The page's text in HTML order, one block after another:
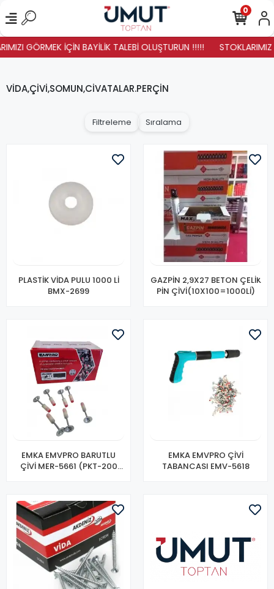
GÖRMEK İÇİN BAYİLİK TALEBİ OLUŞTURUN !!!!! STOKLARIMIZ
0
VİDA,ÇİVİ,SOMUN,CİVATALAR.PERÇİN
Filtreleme Sıralama
PLASTİK VİDA PULU 1000 Lİ
BMX-2699
GAZPİN 2,9X27 BETON ÇELİK
PİN ÇİVİ(10X100=1000Lİ)
EMKA EMVPRO BARUTLU
ÇİVİ MER-5661 (PKT-200
EMKA EMVPRO ÇİVİ
TABANCASI EMV-5618